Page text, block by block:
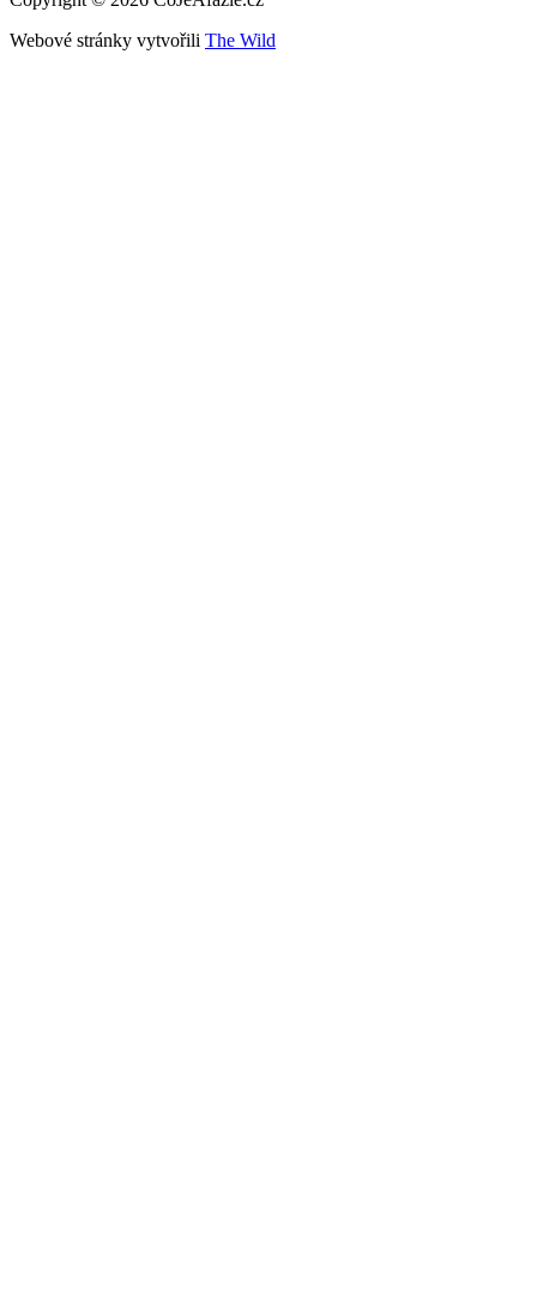
Webové stránky vytvořili The Wild